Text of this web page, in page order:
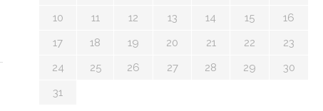
10
11 12 13 14 15
16
17
18 19 20 21 22
23
24
25 26 27 28 29
30
31